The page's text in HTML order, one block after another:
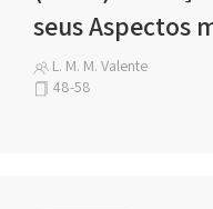
seus Aspectos
L. M. M. Valente
48-58